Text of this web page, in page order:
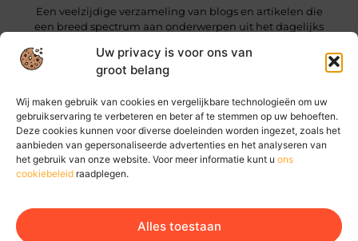
Uw privacy is voor ons van
groot belang
Wij maken gebruik van cookies en vergelijkbare technologieën om uw
gebruikservaring te verbeteren en beter af te stemmen op uw behoeften.
Deze cookies kunnen voor diverse doeleinden worden ingezet, zoals het
aanbieden van gepersonaliseerde advertenties en het analyseren van
het gebruik van onze website. Voor meer informatie kunt u ons
cookiebeleid raadplegen.
Alles toestaan
Ga Naar
Een veelzijdige verzameling van blogs en artikelen die
een breed spectrum aan onderwerpen uit het dagelijks
Onze informatie
Bericht categorie